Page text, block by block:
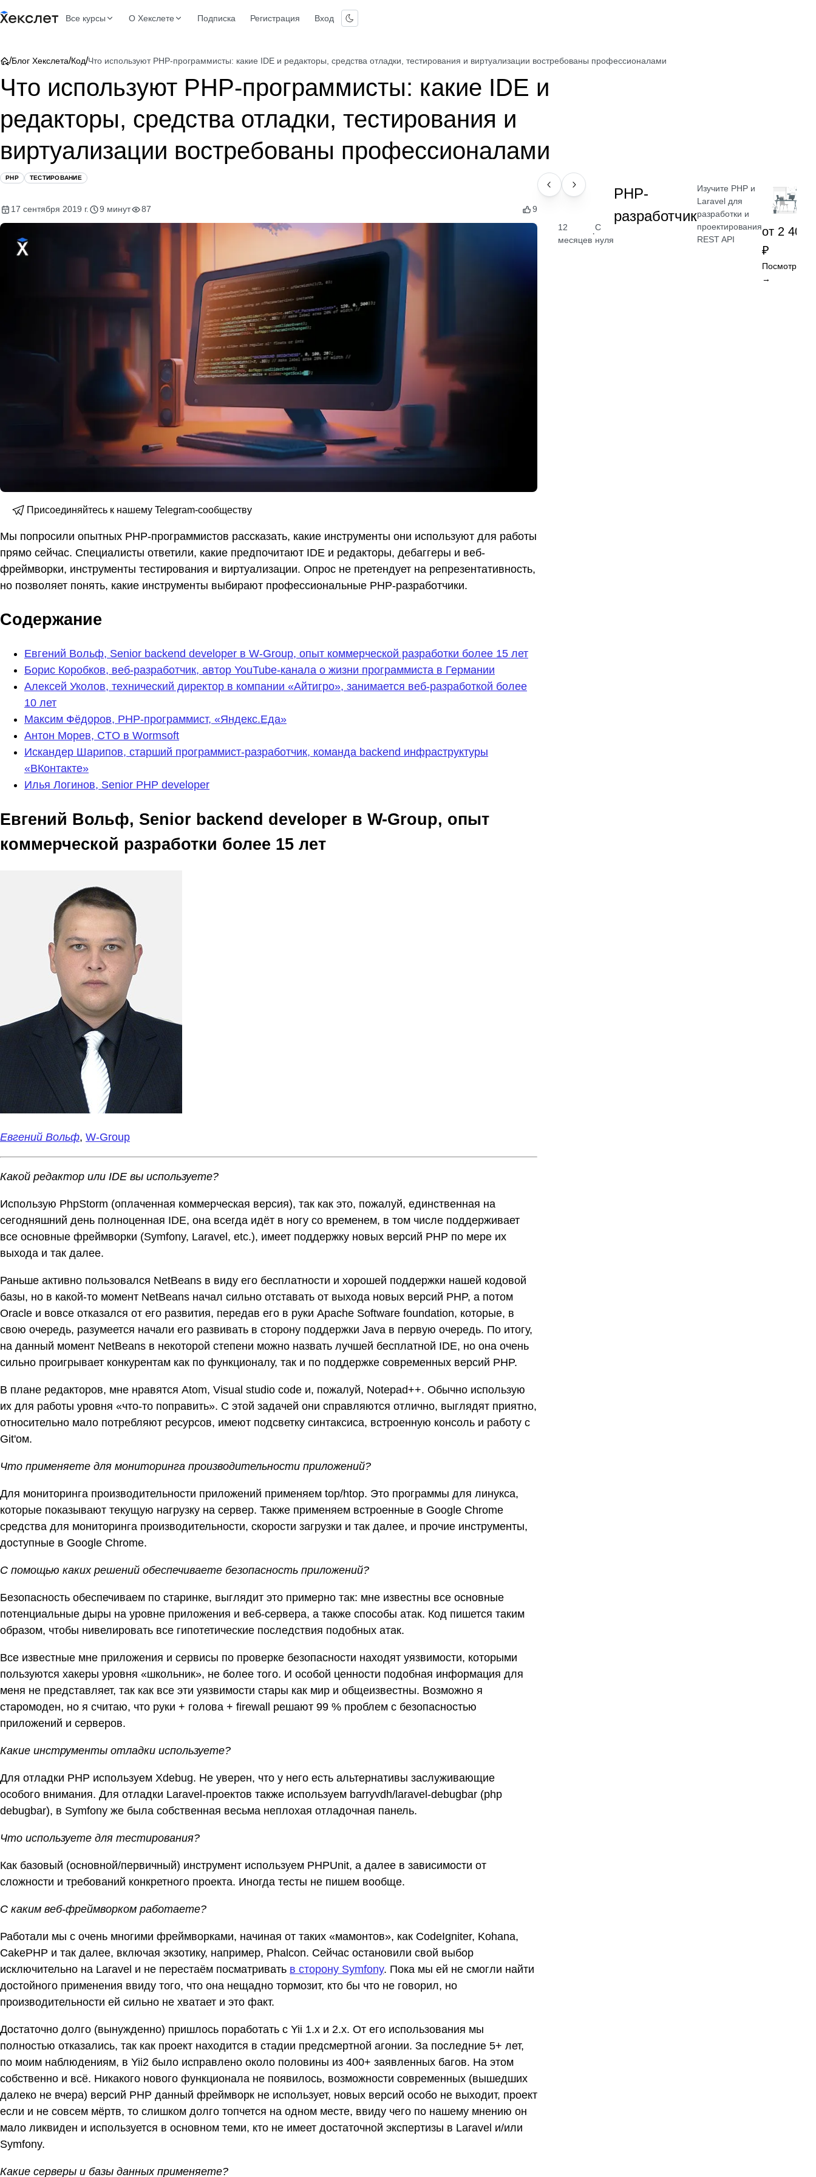
Все курсы О Хекслете Подписка Регистрация Вход
/Блог Хекслета/Код/Что используют PHP-программисты: какие IDE и редакторы, средства отладки, тестирования и виртуализации востребованы профессионалами
Что используют PHP-программисты: какие IDE и
редакторы, средства отладки, тестирования и
виртуализации востребованы профессионалами
PHP ТЕСТИРОВАНИЕ
17 сентября 2019 г. 9 минут 87 9
Присоединяйтесь к нашему Telegram-сообществу
Мы попросили опытных PHP-программистов рассказать, какие инструменты они используют для работы
прямо сейчас. Специалисты ответили, какие предпочитают IDE и редакторы, дебаггеры и веб-
фреймворки, инструменты тестирования и виртуализации. Опрос не претендует на репрезентативность,
но позволяет понять, какие инструменты выбирают профессиональные PHP-разработчики.
Содержание
Евгений Вольф, Senior backend developer в W-Group, опыт коммерческой разработки более 15 лет
Борис Коробков, веб-разработчик, автор YouTube-канала о жизни программиста в Германии
Алексей Уколов, технический директор в компании «Айтигро», занимается веб-разработкой более
10 лет
Максим Фёдоров, PHP-программист, «Яндекс.Еда»
Антон Морев, CTO в Wormsoft
Искандер Шарипов, старший программист-разработчик, команда backend инфраструктуры
«ВКонтакте»
Илья Логинов, Senior PHP developer
Евгений Вольф, Senior backend developer в W-Group, опыт
коммерческой разработки более 15 лет
Евгений Вольф, W-Group
Какой редактор или IDE вы используете?
Использую PhpStorm (оплаченная коммерческая версия), так как это, пожалуй, единственная на
сегодняшний день полноценная IDE, она всегда идёт в ногу со временем, в том числе поддерживает
все основные фреймворки (Symfony, Laravel, etc.), имеет поддержку новых версий PHP по мере их
выхода и так далее.
Раньше активно пользовался NetBeans в виду его бесплатности и хорошей поддержки нашей кодовой
базы, но в какой-то момент NetBeans начал сильно отставать от выхода новых версий PHP, а потом
Oracle и вовсе отказался от его развития, передав его в руки Apache Software foundation, которые, в
свою очередь, разумеется начали его развивать в сторону поддержки Java в первую очередь. По итогу,
на данный момент NetBeans в некоторой степени можно назвать лучшей бесплатной IDE, но она очень
сильно проигрывает конкурентам как по функционалу, так и по поддержке современных версий PHP.
В плане редакторов, мне нравятся Atom, Visual studio code и, пожалуй, Notepad++. Обычно использую
их для работы уровня «что-то поправить». С этой задачей они справляются отлично, выглядят приятно,
относительно мало потребляют ресурсов, имеют подсветку синтаксиса, встроенную консоль и работу с
Git'ом.
Что применяете для мониторинга производительности приложений?
Для мониторинга производительности приложений применяем top/htop. Это программы для линукса,
которые показывают текущую нагрузку на сервер. Также применяем встроенные в Google Chrome
средства для мониторинга производительности, скорости загрузки и так далее, и прочие инструменты,
доступные в Google Chrome.
С помощью каких решений обеспечиваете безопасность приложений?
Безопасность обеспечиваем по старинке, выглядит это примерно так: мне известны все основные
потенциальные дыры на уровне приложения и веб-сервера, а также способы атак. Код пишется таким
образом, чтобы нивелировать все гипотетические последствия подобных атак.
Все известные мне приложения и сервисы по проверке безопасности находят уязвимости, которыми
пользуются хакеры уровня «школьник», не более того. И особой ценности подобная информация для
меня не представляет, так как все эти уязвимости стары как мир и общеизвестны. Возможно я
старомоден, но я считаю, что руки + голова + firewall решают 99 % проблем с безопасностью
приложений и серверов.
Какие инструменты отладки используете?
Для отладки PHP используем Xdebug. Не уверен, что у него есть альтернативы заслуживающие
особого внимания. Для отладки Laravel-проектов также используем barryvdh/laravel-debugbar (php
debugbar), в Symfony же была собственная весьма неплохая отладочная панель.
Что используете для тестирования?
Как базовый (основной/первичный) инструмент используем PHPUnit, а далее в зависимости от
сложности и требований конкретного проекта. Иногда тесты не пишем вообще.
С каким веб-фреймворком работаете?
Работали мы с очень многими фреймворками, начиная от таких «мамонтов», как CodeIgniter, Kohana,
CakePHP и так далее, включая экзотику, например, Phalcon. Сейчас остановили свой выбор
исключительно на Laravel и не перестаём посматривать в сторону Symfony. Пока мы ей не смогли найти
достойного применения ввиду того, что она нещадно тормозит, кто бы что не говорил, но
производительности ей сильно не хватает и это факт.
Достаточно долго (вынужденно) пришлось поработать с Yii 1.x и 2.х. От его использования мы
полностью отказались, так как проект находится в стадии предсмертной агонии. За последние 5+ лет,
по моим наблюдениям, в Yii2 было исправлено около половины из 400+ заявленных багов. На этом
собственно и всё. Никакого нового функционала не появилось, возможности современных (вышедших
далеко не вчера) версий PHP данный фреймворк не использует, новых версий особо не выходит, проект
если и не совсем мёртв, то слишком долго топчется на одном месте, ввиду чего по нашему мнению он
мало ликвиден и используется в основном теми, кто не имеет достаточной экспертизы в Laravel и/или
Symfony.
Какие серверы и базы данных применяете?
ПРОФЕССИЯ
12
месяцев
·
С
нуля
РНР-
разработчик
Изучите PHP и
Laravel для
разработки и
проектирования
REST API
от 2 400
₽
Посмотреть
→